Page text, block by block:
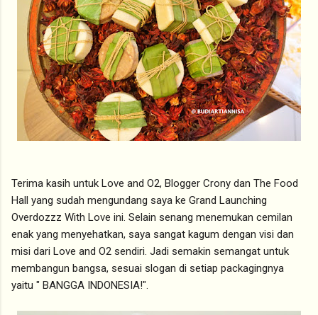
Terima kasih untuk Love and O2, Blogger Crony dan The Food
Hall yang sudah mengundang saya ke Grand Launching
Overdozzz With Love ini. Selain senang menemukan cemilan
enak yang menyehatkan, saya sangat kagum dengan visi dan
misi dari Love and O2 sendiri. Jadi semakin semangat untuk
membangun bangsa, sesuai slogan di setiap packagingnya
yaitu " BANGGA INDONESIA!".